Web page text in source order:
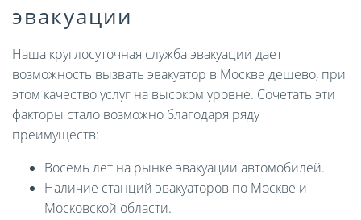
эвакуации
Наша круглосуточная служба эвакуации дает
возможность вызвать эвакуатор в Москве дешево, при
этом качество услуг на высоком уровне. Сочетать эти
факторы стало возможно благодаря ряду
преимуществ:
Восемь лет на рынке эвакуации автомобилей.
Наличие станций эвакуаторов по Москве и
Московской области.